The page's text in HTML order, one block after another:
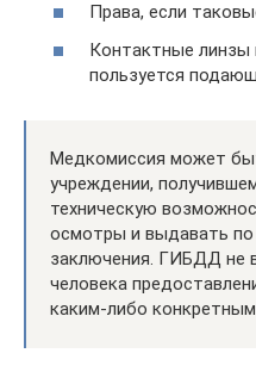
Права, если
Контактные линзы
пользуется
Медкомиссия может
учреждении,
техническую
осмотры и выдавать
заключения. ГИБДД не
человека
каким-либо